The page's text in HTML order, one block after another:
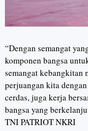
“Dengan semangat
komponen bangsa
semangat kebangkitan
perjuangan kita
cerdas, juga kerja
bangsa yang
TNI PATRIOT NKRI